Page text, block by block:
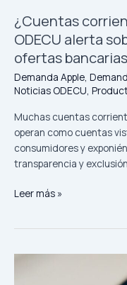
¿Cuentas
ODECU alerta
ofertas
Demanda Apple,
Noticias ODECU,
Muchas cuentas
operan como cuentas
consumidores y
transparencia y
de
claridad
en
ofertas
bancarias
digitales
Leer más »